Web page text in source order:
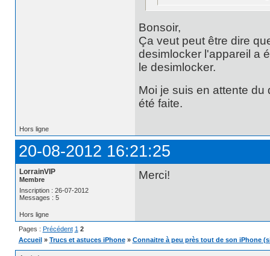
Bonsoir,
Ça veut peut être dire
desimlocker l'appareil a
le desimlocker.
Moi je suis en attente
été faite.
Hors ligne
20-08-2012 16:21:25
LorrainVIP
Membre
Inscription : 26-07-2012
Messages : 5
Merci!
Hors ligne
Pages : Précédent 1 2
Accueil » Trucs et astuces iPhone » Connaitre à peu près tout de son iPhone